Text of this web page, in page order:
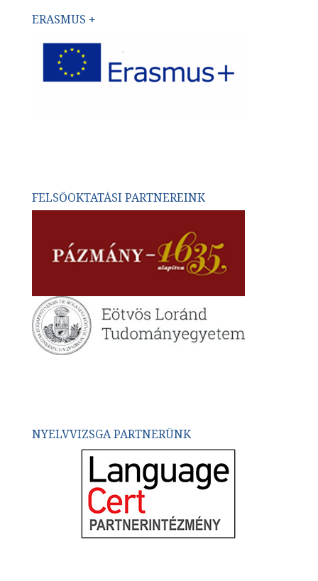
ERASMUS +
FELSŐOKTATÁSI PARTNEREINK
NYELVVIZSGA PARTNERÜNK